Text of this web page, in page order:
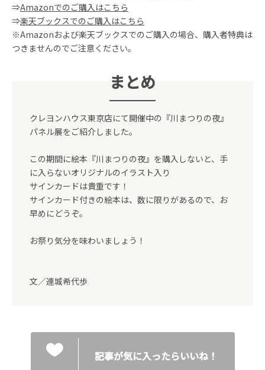
⇒Amazonでのご購入はこちら
⇒楽天ブックスでのご購入はこちら
※Amazonおよび楽天ブックスでのご購入の場合、購入者特典は
つきませんのでご注意ください。
まとめ
クレヨンハウス東京店にて開催中の『川まつりの夜』
パネル展をご紹介しました。
この期間に絵本『川まつりの夜』を購⼊しないと、⼿
に⼊らないオリジナルのイラスト⼊り
サインカードは貴重です！
サインカード付きの絵本は、数に限りがあるので、お
早めにどうぞ。
お祭り気分を味わいましょう！
文／連城希代歩
記事が気に入ったらいいね！